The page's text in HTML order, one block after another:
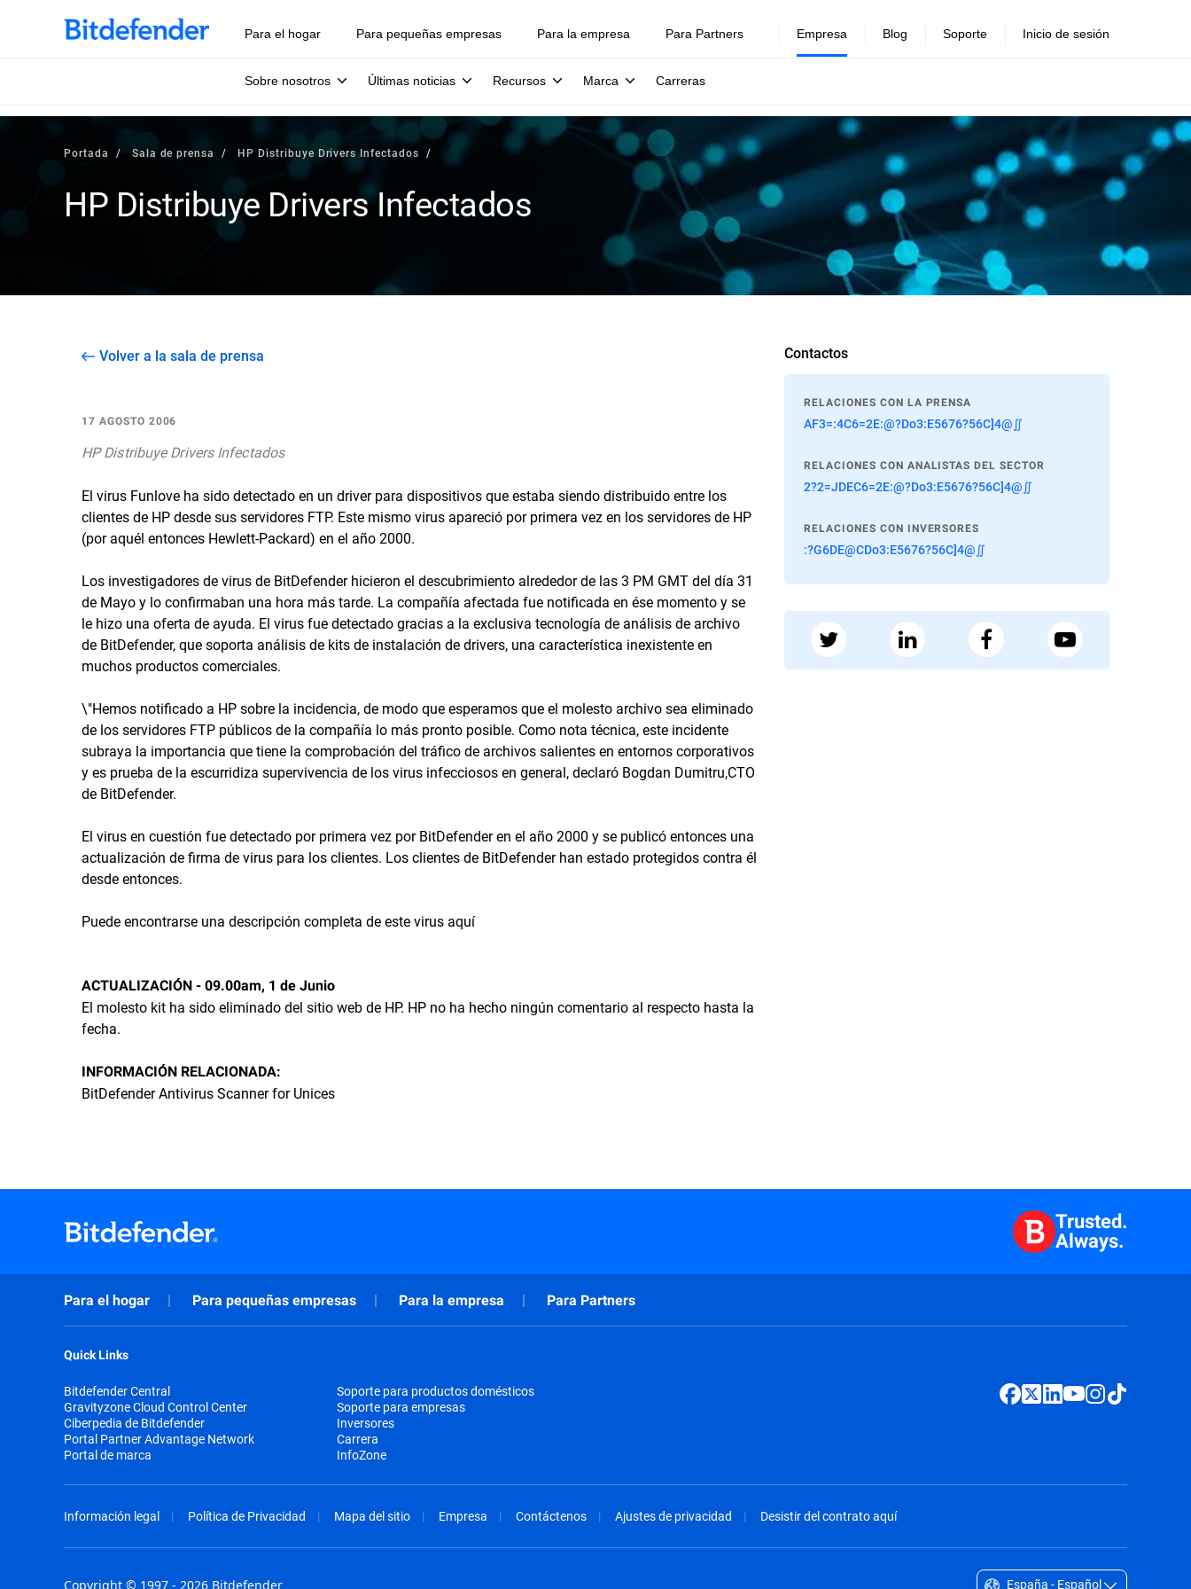
Para el hogar Para pequeñas empresas Para la empresa Para Partners Empresa
Sobre nosotros Últimas noticias Recursos Marca Carreras
Blog Soporte Inicio de sesión
Portada Sala de prensa HP Distribuye Drivers Infectados
HP Distribuye Drivers Infectados
Volver a la sala de prensa
17 AGOSTO 2006
HP Distribuye Drivers Infectados
El virus Funlove ha sido detectado en un driver para dispositivos que estaba siendo distribuido entre los
clientes de HP desde sus servidores FTP. Este mismo virus apareció por primera vez en los servidores de HP
(por aquél entonces Hewlett-Packard) en el año 2000.
Los investigadores de virus de BitDefender hicieron el descubrimiento alrededor de las 3 PM GMT del día 31
de Mayo y lo confirmaban una hora más tarde. La compañía afectada fue notificada en ése momento y se
le hizo una oferta de ayuda. El virus fue detectado gracias a la exclusiva tecnología de análisis de archivo
de BitDefender, que soporta análisis de kits de instalación de drivers, una característica inexistente en
muchos productos comerciales.
\"Hemos notificado a HP sobre la incidencia, de modo que esperamos que el molesto archivo sea eliminado
de los servidores FTP públicos de la compañía lo más pronto posible. Como nota técnica, este incidente
subraya la importancia que tiene la comprobación del tráfico de archivos salientes en entornos corporativos
y es prueba de la escurridiza supervivencia de los virus infecciosos en general, declaró Bogdan Dumitru,CTO
de BitDefender.
El virus en cuestión fue detectado por primera vez por BitDefender en el año 2000 y se publicó entonces una
actualización de firma de virus para los clientes. Los clientes de BitDefender han estado protegidos contra él
desde entonces.
Puede encontrarse una descripción completa de este virus aquí
ACTUALIZACIÓN - 09.00am, 1 de Junio
El molesto kit ha sido eliminado del sitio web de HP. HP no ha hecho ningún comentario al respecto hasta la
fecha.
INFORMACIÓN RELACIONADA:
BitDefender Antivirus Scanner for Unices
Contactos
RELACIONES CON LA PRENSA
AF3=:4C6=2E:@?Do3:E5676?56C]4@∬
RELACIONES CON ANALISTAS DEL SECTOR
2?2=JDEC6=2E:@?Do3:E5676?56C]4@∬
RELACIONES CON INVERSORES
:?G6DE@CDo3:E5676?56C]4@∬
Trusted.
Always.
Para el hogar Para pequeñas empresas Para la empresa Para Partners
Quick Links
Bitdefender Central
Gravityzone Cloud Control Center
Ciberpedia de Bitdefender
Portal Partner Advantage Network
Portal de marca
Soporte para productos domésticos
Soporte para empresas
Inversores
Carrera
InfoZone
Información legal Política de Privacidad Mapa del sitio Empresa Contáctenos Ajustes de privacidad Desistir del contrato aquí
Copyright © 1997 - 2026 Bitdefender España - Español